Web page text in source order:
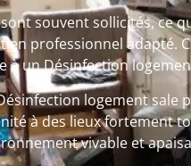
souvent sollicités, ce
professionnel adapté.
à un Désinfection
logement sale
à des lieux fortement
vivable et